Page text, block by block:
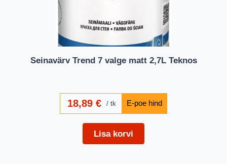
Seinavärv Trend 7 valge matt 2,7L Teknos
18,89 € tk
Lisa korvi